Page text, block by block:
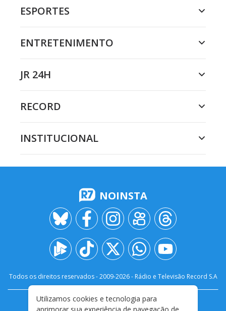
ESPORTES
ENTRETENIMENTO
JR 24H
RECORD
INSTITUCIONAL
NOINSTA
Todos os direitos reservados - 2009-2026- Rádio e Televisão Record S.A
FALE CONOSCO PRIVACIDADE
Utilizamos cookies e tecnologia para